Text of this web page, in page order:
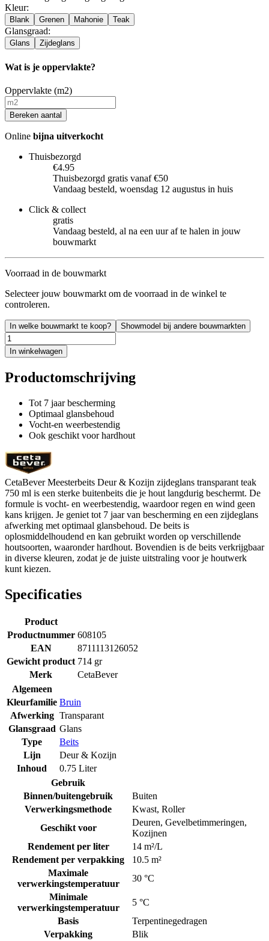
Kleur:
Blank Grenen Mahonie Teak
Glansgraad:
Glans Zijdeglans
Wat is je oppervlakte?
Oppervlakte (m2)
Bereken aantal
Online bijna uitverkocht
Thuisbezorgd
€4.95
Thuisbezorgd gratis vanaf €50
Vandaag besteld, woensdag 12 augustus in huis
Click & collect
gratis
Vandaag besteld, al na een uur af te halen in jouw
bouwmarkt
Voorraad in de bouwmarkt
Selecteer jouw bouwmarkt om de voorraad in de winkel te
controleren.
In welke bouwmarkt te koop? Showmodel bij andere bouwmarkten
In winkelwagen
Productomschrijving
Tot 7 jaar bescherming
Optimaal glansbehoud
Vocht-en weerbestendig
Ook geschikt voor hardhout
CetaBever Meesterbeits Deur & Kozijn zijdeglans transparant teak
750 ml is een sterke buitenbeits die je hout langdurig beschermt. De
formule is vocht- en weerbestendig, waardoor regen en wind geen
kans krijgen. Je geniet tot 7 jaar van bescherming en een zijdeglans
afwerking met optimaal glansbehoud. De beits is
oplosmiddelhoudend en kan gebruikt worden op verschillende
houtsoorten, waaronder hardhout. Bovendien is de beits verkrijgbaar
in diverse kleuren, zodat je de juiste uitstraling voor je houtwerk
kunt kiezen.
Specificaties
Product
Productnummer 608105
EAN
8711113126052
Gewicht product 714 gr
Merk
CetaBever
Algemeen
Kleurfamilie Bruin
Afwerking Transparant
Glansgraad Glans
Type
Beits
Lijn
Deur & Kozijn
Inhoud
0.75 Liter
Gebruik
Binnen/buitengebruik
Buiten
Verwerkingsmethode
Kwast, Roller
Geschikt voor
Deuren, Gevelbetimmeringen,
Kozijnen
Rendement per liter
14 m²/L
Rendement per verpakking
10.5 m²
Maximale
verwerkingstemperatuur
30 °C
Minimale
verwerkingstemperatuur
5 °C
Basis
Terpentinegedragen
Verpakking
Blik